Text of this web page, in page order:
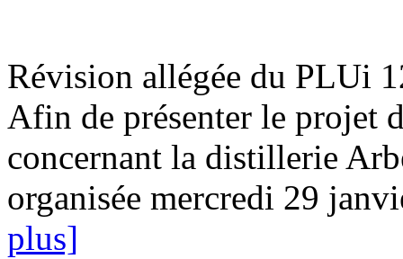
Révision allégée du PLUi
Afin de présenter le projet
concernant la distillerie
organisée mercredi 29
plus]